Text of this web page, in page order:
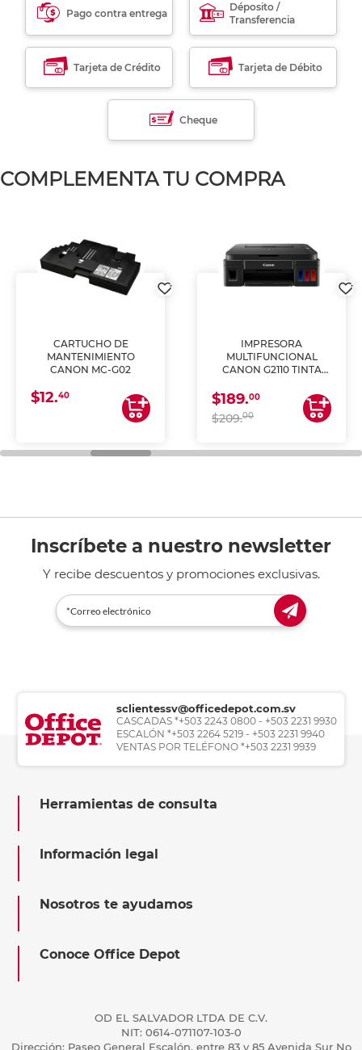
Pago contra entrega
Déposito /
Transferencia
Tarjeta de Crédito Tarjeta de Débito
Cheque
COMPLEMENTA TU COMPRA
CARTUCHO DE
MANTENIMIENTO
CANON MC-G02
$12.40
IMPRESORA
MULTIFUNCIONAL
CANON G2110 TINTA
$189.00
$209.00
Inscríbete a nuestro newsletter
Y recibe descuentos y promociones exclusivas.
sclientessv@officedepot.com.sv
CASCADAS *+503 2243 0800 - +503 2231 9930
ESCALÓN *+503 2264 5219 - +503 2231 9940
VENTAS POR TELÉFONO *+503 2231 9939
Herramientas de consulta
Información legal
Nosotros te ayudamos
Conoce Office Depot
OD EL SALVADOR LTDA DE C.V.
NIT: 0614-071107-103-0
Dirección: Paseo General Escalón, entre 83 y 85 Avenida Sur No